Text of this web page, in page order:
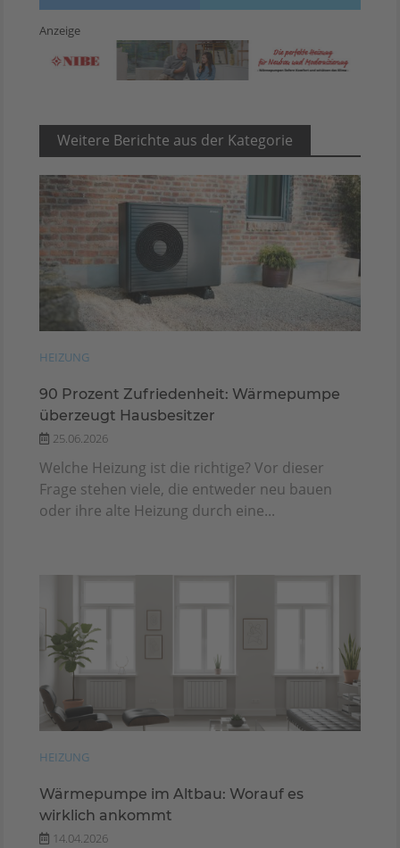
Anzeige
Weitere Berichte aus der Kategorie
HEIZUNG
90 Prozent Zufriedenheit: Wärmepumpe
überzeugt Hausbesitzer
25.06.2026
Welche Heizung ist die richtige? Vor dieser
Frage stehen viele, die entweder neu bauen
oder ihre alte Heizung durch eine...
HEIZUNG
Wärmepumpe im Altbau: Worauf es
wirklich ankommt
14.04.2026